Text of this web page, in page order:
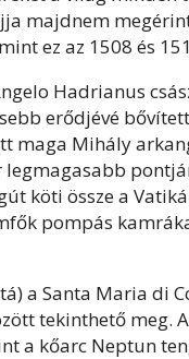
majdnem
ez az 1508 és
Hadrianus
erődjévé
maga Mihály
köti össze a
pompás
a Santa Maria di
tekinthető
a kőarc Neptun